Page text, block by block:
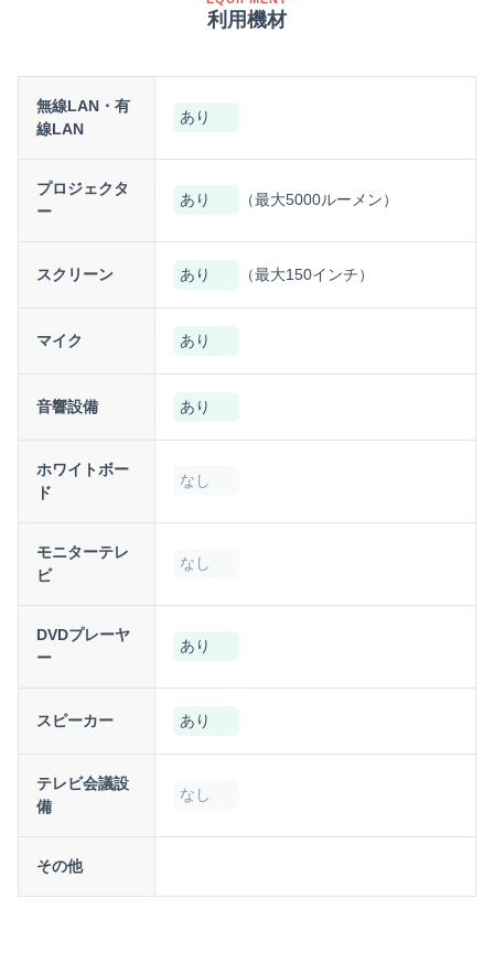
利用機材
無線LAN・有
線LAN
あり
プロジェクタ
ー
あり （最大5000ルーメン）
スクリーン あり （最大150インチ）
マイク あり
音響設備 あり
ホワイトボー
ド
なし
モニターテレ
ビ
なし
DVDプレーヤ
ー
あり
スピーカー あり
テレビ会議設
備
なし
その他